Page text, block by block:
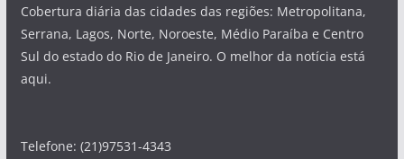
Cobertura diária das cidades das regiões: Metropolitana,
Serrana, Lagos, Norte, Noroeste, Médio Paraíba e Centro
Sul do estado do Rio de Janeiro. O melhor da notícia está
aqui.
Telefone: (21)97531-4343